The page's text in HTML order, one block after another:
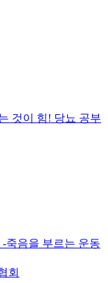
것이 힘! 당뇨 공부
죽음을 부르는 운동
회